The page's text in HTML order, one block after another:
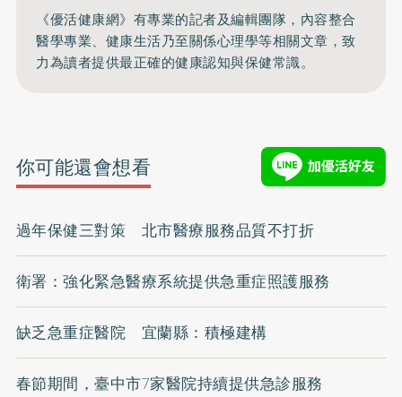
《優活健康網》有專業的記者及編輯團隊，內容整合
醫學專業、健康生活乃至關係心理學等相關文章，致
力為讀者提供最正確的健康認知與保健常識。
你可能還會想看
過年保健三對策 北市醫療服務品質不打折
衛署：強化緊急醫療系統提供急重症照護服務
缺乏急重症醫院 宜蘭縣：積極建構
春節期間，臺中市7家醫院持續提供急診服務